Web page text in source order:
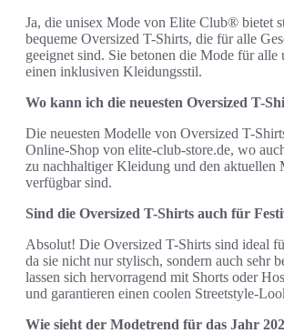
Ja, die unisex Mode von Elite Club® bietet
bequeme Oversized T-Shirts, die für alle
geeignet sind. Sie betonen die Mode für alle
einen inklusiven Kleidungsstil.
Wo kann ich die neuesten Oversized T-
Die neuesten Modelle von Oversized T-
Online-Shop von elite-club-store.de, wo
zu nachhaltiger Kleidung und den aktuellen
verfügbar sind.
Sind die Oversized T-Shirts auch für
Absolut! Die Oversized T-Shirts sind ideal
da sie nicht nur stylisch, sondern auch sehr
lassen sich hervorragend mit Shorts oder
und garantieren einen coolen Streetstyle-
Wie sieht der Modetrend für das Jahr